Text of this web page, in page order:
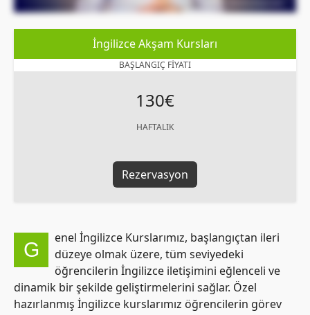
İngilizce Akşam Kursları
BAŞLANGIÇ FIYATI
130€
HAFTALIK
Rezervasyon
G
enel İngilizce Kurslarımız, başlangıçtan ileri
düzeye olmak üzere, tüm seviyedeki
öğrencilerin İngilizce iletişimini eğlenceli ve
dinamik bir şekilde geliştirmelerini sağlar. Özel
hazırlanmış İngilizce kurslarımız öğrencilerin görev